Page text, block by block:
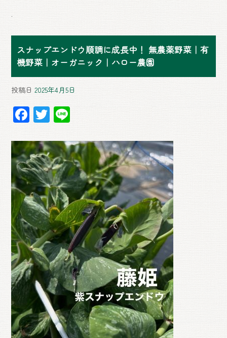
スナップエンドウ順調に成長中！ 無農薬野菜｜有
機野菜｜オーガニック｜ハロー農園
投稿日 2025年4月5日
F
ac
e
b
o
ok
T
wi
tt
er